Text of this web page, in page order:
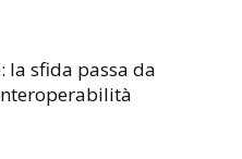
la sfida passa da